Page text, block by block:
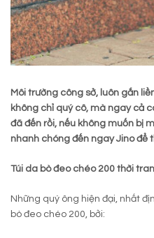
Môi trường công sở, luôn gắn
không chỉ quý cô, mà ngay cả
đã đến rồi, nếu không muốn bị
nhanh chóng đến ngay Jino để
Túi da bò đeo chéo 200 thời
Những quý ông hiện đại, nhất
bò đeo chéo 200, bởi: